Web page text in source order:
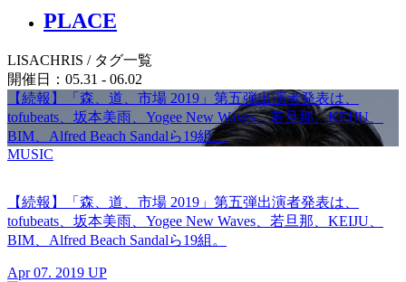
PLACE
LISACHRIS / タグ一覧
開催日：05.31 - 06.02
【続報】「森、道、市場 2019」第五弾出演者発表は、
tofubeats、坂本美雨、Yogee New Waves、若旦那、KEIJU、
BIM、Alfred Beach Sandalら19組。
MUSIC
【続報】「森、道、市場 2019」第五弾出演者発表は、
tofubeats、坂本美雨、Yogee New Waves、若旦那、KEIJU、
BIM、Alfred Beach Sandalら19組。
Apr 07. 2019 UP